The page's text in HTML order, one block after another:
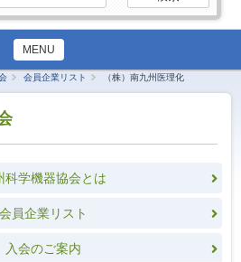
索:
MENU
会員企業リスト （株）南九州医理化
科学機器協会とは
会員企業リスト
入会のご案内